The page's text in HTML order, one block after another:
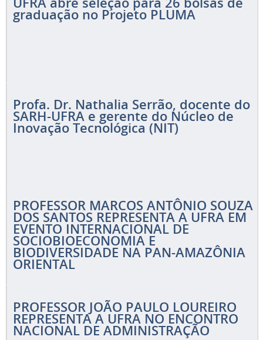
graduação no Projeto PLUMA
Profa. Dr. Nathalia Serrão, docente do
SARH-UFRA e gerente do Núcleo de
Inovação Tecnológica (NIT)
PROFESSOR MARCOS ANTÔNIO SOUZA
DOS SANTOS REPRESENTA A UFRA EM
EVENTO INTERNACIONAL DE
SOCIOBIOECONOMIA E
BIODIVERSIDADE NA PAN-AMAZÔNIA
ORIENTAL
PROFESSOR JOÃO PAULO LOUREIRO
REPRESENTA A UFRA NO ENCONTRO
NACIONAL DE ADMINISTRAÇÃO